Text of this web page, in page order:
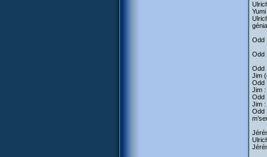
Odd
Odd
Odd
Jim
Odd
Jim :
Odd
Jim :
Odd